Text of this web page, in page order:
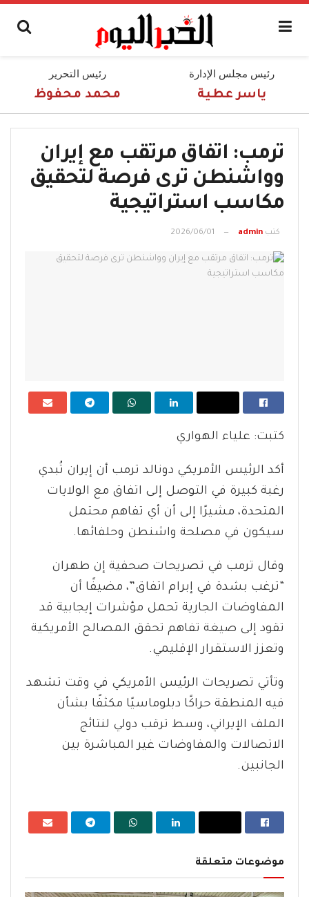
رئيس مجلس الإدارة
ياسر عطية
رئيس التحرير
محمد محفوظ
ترمب: اتفاق مرتقب مع إيران
وواشنطن ترى فرصة لتحقيق
مكاسب استراتيجية
كتب admin
2026/06/01
كتبت: علياء الهواري
أكد الرئيس الأمريكي دونالد ترمب أن إيران تُبدي
رغبة كبيرة في التوصل إلى اتفاق مع الولايات
المتحدة، مشيرًا إلى أن أي تفاهم محتمل
سيكون في مصلحة واشنطن وحلفائها.
وقال ترمب في تصريحات صحفية إن طهران
“ترغب بشدة في إبرام اتفاق”، مضيفًا أن
المفاوضات الجارية تحمل مؤشرات إيجابية قد
تقود إلى صيغة تفاهم تحقق المصالح الأمريكية
وتعزز الاستقرار الإقليمي.
وتأتي تصريحات الرئيس الأمريكي في وقت تشهد
فيه المنطقة حراكًا دبلوماسيًا مكثفًا بشأن
الملف الإيراني، وسط ترقب دولي لنتائج
الاتصالات والمفاوضات غير المباشرة بين
الجانبين.
موضوعات متعلقة